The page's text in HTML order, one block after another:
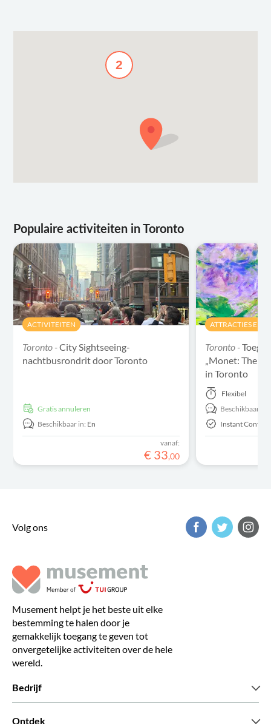
2
Populaire activiteiten in Toronto
ACTIVITEITEN
Toronto -City Sightseeing-
nachtbusrondrit door Toronto
Gratis annuleren
Beschikbaar in: En
vanaf:
€ 33,00
ATTRACTIES EN
Toronto -
„Monet: The
in Toronto
Flexibel
Beschikbaar in:
Instant
Volg ons
Musement helpt je het beste uit elke
bestemming te halen door je
gemakkelijk toegang te geven tot
onvergetelijke activiteiten over de hele
wereld.
Bedrijf
Ontdek